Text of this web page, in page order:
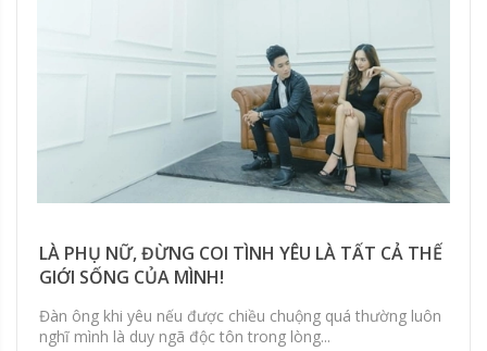
LÀ PHỤ NỮ, ĐỪNG COI TÌNH YÊU LÀ TẤT CẢ THẾ
GIỚI SỐNG CỦA MÌNH!
Đàn ông khi yêu nếu được chiều chuộng quá thường luôn
nghĩ mình là duy ngã độc tôn trong lòng...